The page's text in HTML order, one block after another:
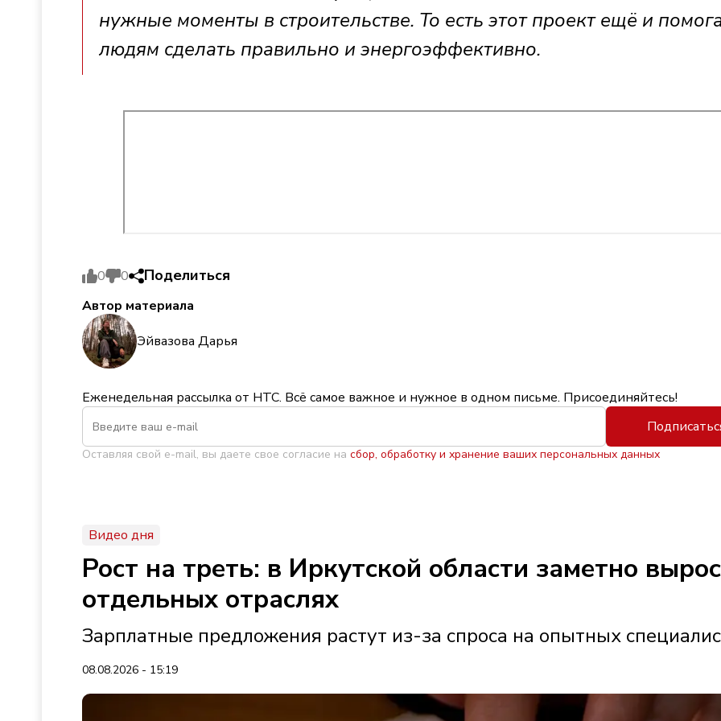
нужные моменты в строительстве. То есть этот проект ещё и
людям сделать правильно и энергоэффективно.
0 0 Поделиться
Автор материала
Эйвазова Дарья
Еженедельная рассылка от НТС. Всё самое важное и нужное в одном письме. Присоединяйтесь!
Оставляя свой e-mail, вы даете свое согласие на сбор, обработку и хранение ваших персональных данных
Видео дня
Рост на треть: в Иркутской области заметно
отдельных отраслях
Зарплатные предложения растут из-за спроса на опытных
08.08.2026 - 15:19